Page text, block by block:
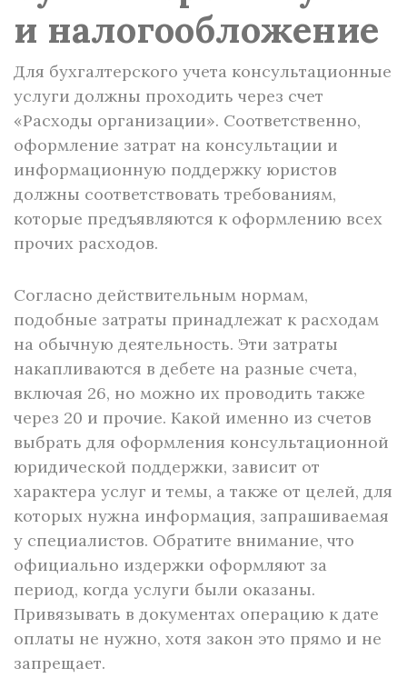
и налогообложение
Для бухгалтерского учета консультационные
услуги должны проходить через счет
«Расходы организации». Соответственно,
оформление затрат на консультации и
информационную поддержку юристов
должны соответствовать требованиям,
которые предъявляются к оформлению всех
прочих расходов.
Согласно действительным нормам,
подобные затраты принадлежат к расходам
на обычную деятельность. Эти затраты
накапливаются в дебете на разные счета,
включая 26, но можно их проводить также
через 20 и прочие. Какой именно из счетов
выбрать для оформления консультационной
юридической поддержки, зависит от
характера услуг и темы, а также от целей, для
которых нужна информация, запрашиваемая
у специалистов. Обратите внимание, что
официально издержки оформляют за
период, когда услуги были оказаны.
Привязывать в документах операцию к дате
оплаты не нужно, хотя закон это прямо и не
запрещает.